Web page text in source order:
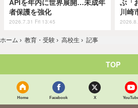
APIを年内に世界展開…未成年
者保護を強化
2026.7.31 Fri 13:45
ぶ「
川崎
ホーム › 教育・受験 › 高校生 › 記事
TOP
Home Facebook X